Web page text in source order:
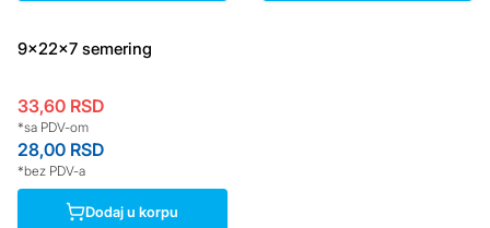
9x22x7 semering
33,60 RSD
*sa PDV-om
28,00 RSD
*bez PDV-a
Dodaj u korpu